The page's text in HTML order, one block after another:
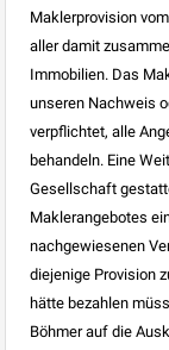
Maklerprovision
aller damit
Immobilien. Das
unseren Nachweis
verpflichtet, alle
behandeln. Eine
Gesellschaft
Maklerangebotes
nachgewiesenen
diejenige Provision
hätte bezahlen
Böhmer auf die